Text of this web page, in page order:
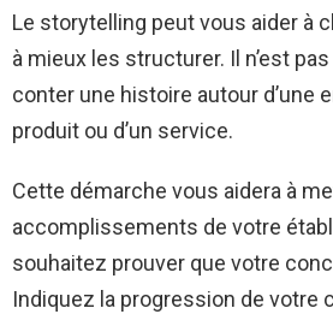
Le storytelling peut vous aider à
à mieux les structurer. Il n’est
conter une histoire autour d’une
produit ou d’un service.
Cette démarche vous aidera à
accomplissements de votre
souhaitez prouver que votre
Indiquez la progression de votre